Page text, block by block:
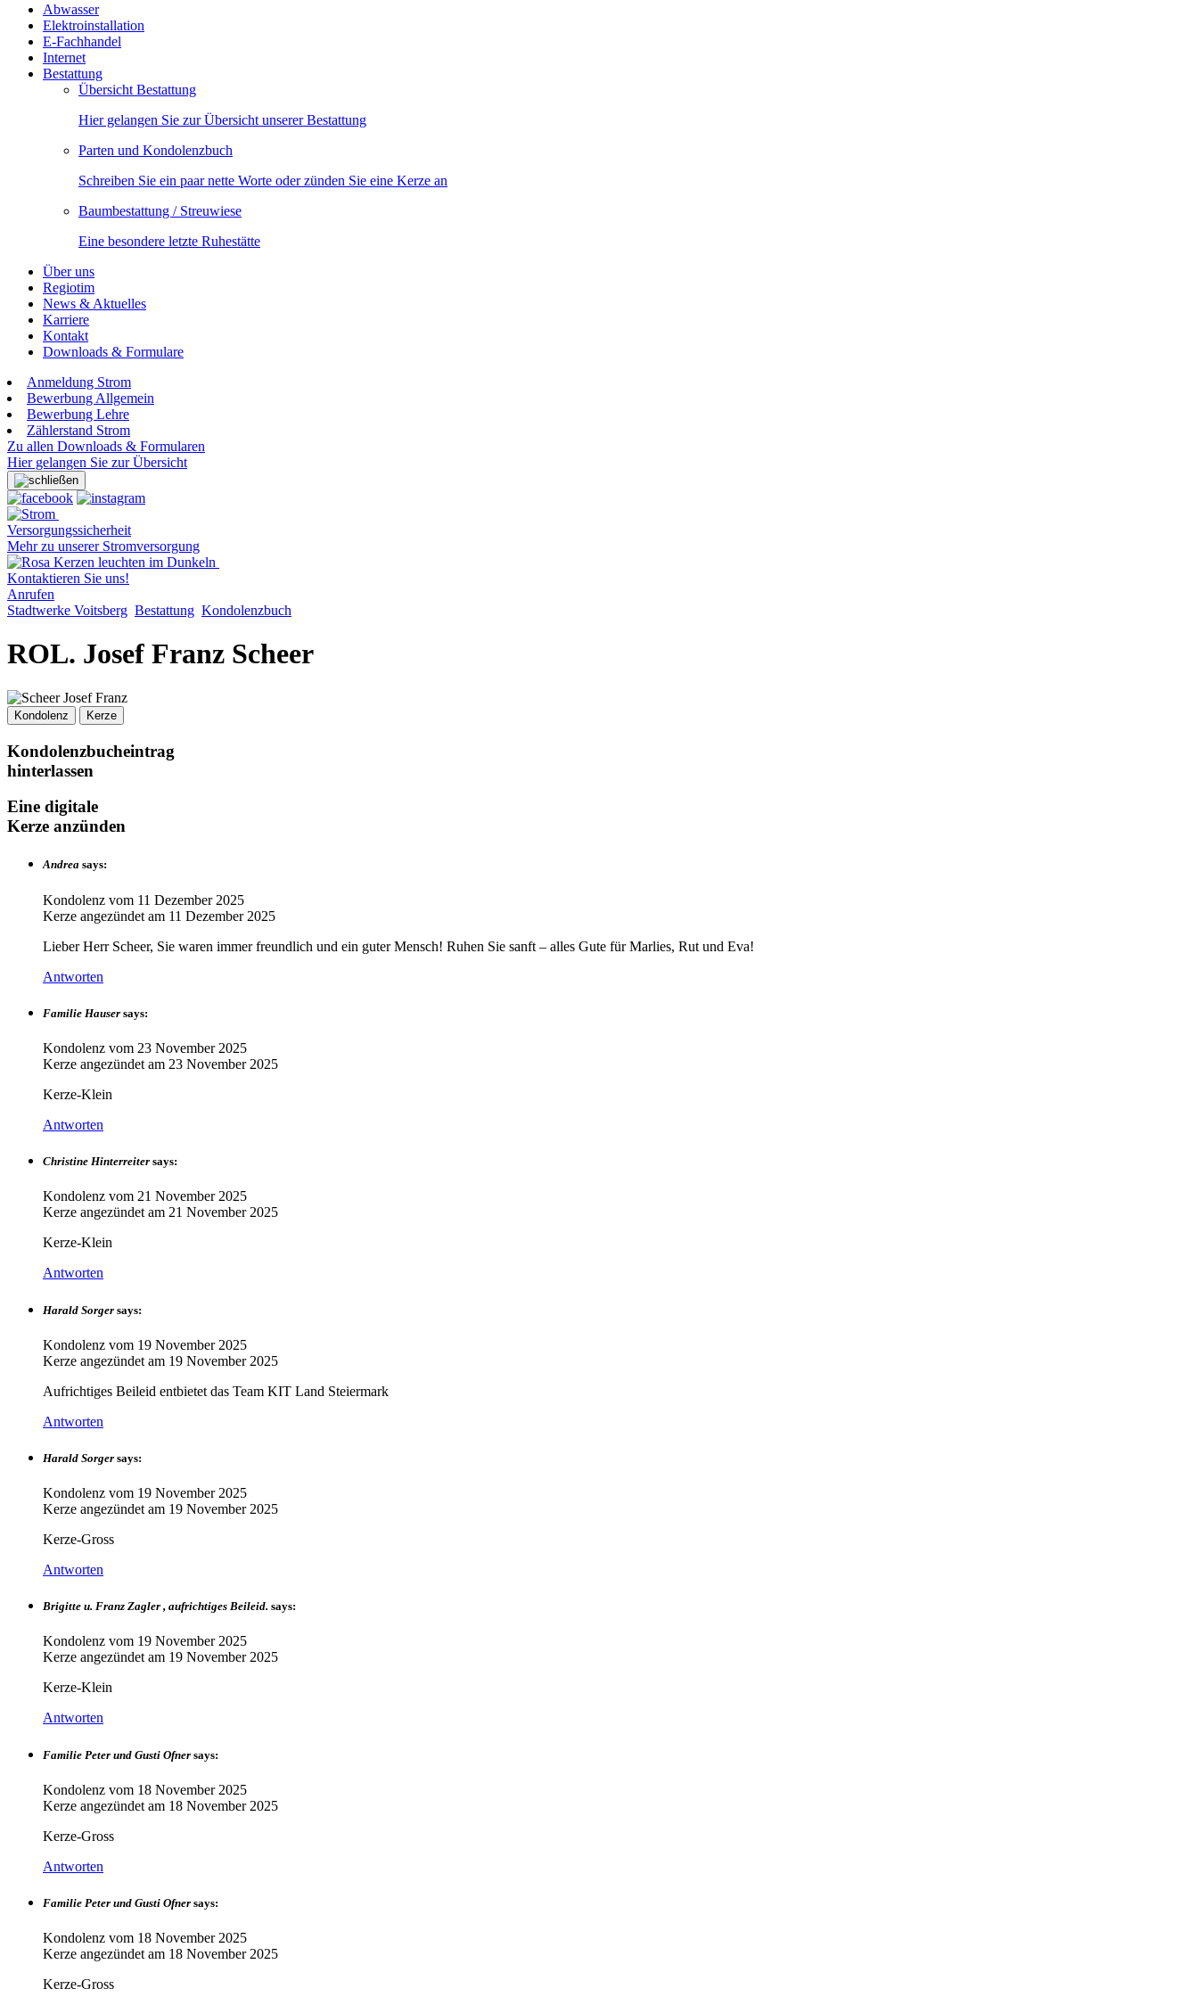
Abwasser
Elektroinstallation
E-Fachhandel
Internet
Bestattung
Übersicht Bestattung
Hier gelangen Sie zur Übersicht unserer Bestattung
Parten und Kondolenzbuch
Schreiben Sie ein paar nette Worte oder zünden Sie eine Kerze an
Baumbestattung / Streuwiese
Eine besondere letzte Ruhestätte
Über uns
Regiotim
News & Aktuelles
Karriere
Kontakt
Downloads & Formulare
Anmeldung Strom
Bewerbung Allgemein
Bewerbung Lehre
Zählerstand Strom
Zu allen Downloads & Formularen
Hier gelangen Sie zur Übersicht
Versorgungssicherheit
Mehr zu unserer Stromversorgung
Kontaktieren Sie uns!
Anrufen
Stadtwerke Voitsberg Bestattung Kondolenzbuch
ROL. Josef Franz Scheer
Kondolenz Kerze
Kondolenzbucheintrag
hinterlassen
Eine digitale
Kerze anzünden
Andrea says:
Kondolenz vom 11 Dezember 2025
Kerze angezündet am 11 Dezember 2025
Lieber Herr Scheer, Sie waren immer freundlich und ein guter Mensch! Ruhen Sie sanft – alles Gute für Marlies, Rut und Eva!
Antworten
Familie Hauser says:
Kondolenz vom 23 November 2025
Kerze angezündet am 23 November 2025
Kerze-Klein
Antworten
Christine Hinterreiter says:
Kondolenz vom 21 November 2025
Kerze angezündet am 21 November 2025
Kerze-Klein
Antworten
Harald Sorger says:
Kondolenz vom 19 November 2025
Kerze angezündet am 19 November 2025
Aufrichtiges Beileid entbietet das Team KIT Land Steiermark
Antworten
Harald Sorger says:
Kondolenz vom 19 November 2025
Kerze angezündet am 19 November 2025
Kerze-Gross
Antworten
Brigitte u. Franz Zagler , aufrichtiges Beileid. says:
Kondolenz vom 19 November 2025
Kerze angezündet am 19 November 2025
Kerze-Klein
Antworten
Familie Peter und Gusti Ofner says:
Kondolenz vom 18 November 2025
Kerze angezündet am 18 November 2025
Kerze-Gross
Antworten
Familie Peter und Gusti Ofner says:
Kondolenz vom 18 November 2025
Kerze angezündet am 18 November 2025
Kerze-Gross